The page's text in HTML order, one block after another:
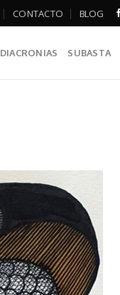
CONTACTO BLOG
DIACRONIAS SUBASTA